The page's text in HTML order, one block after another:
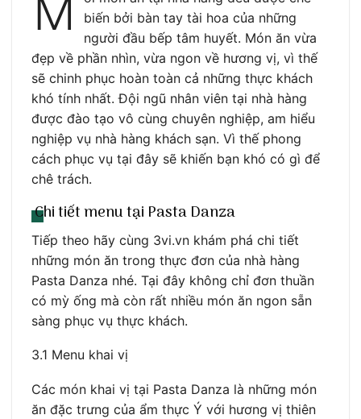
M
biến bởi bàn tay tài hoa của những
người đầu bếp tâm huyết. Món ăn vừa
đẹp về phần nhìn, vừa ngon về hương vị, vì thế
sẽ chinh phục hoàn toàn cả những thực khách
khó tính nhất. Đội ngũ nhân viên tại nhà hàng
được đào tạo vô cùng chuyên nghiệp, am hiểu
nghiệp vụ nhà hàng khách sạn. Vì thế phong
cách phục vụ tại đây sẽ khiến bạn khó có gì để
chê trách.
Chi tiết menu tại Pasta Danza
Tiếp theo hãy cùng 3vi.vn khám phá chi tiết
những món ăn trong thực đơn của nhà hàng
Pasta Danza nhé. Tại đây không chỉ đơn thuần
có mỳ ống mà còn rất nhiều món ăn ngon sẵn
sàng phục vụ thực khách.
3.1 Menu khai vị
Các món khai vị tại Pasta Danza là những món
ăn đặc trưng của ẩm thực Ý với hương vị thiên